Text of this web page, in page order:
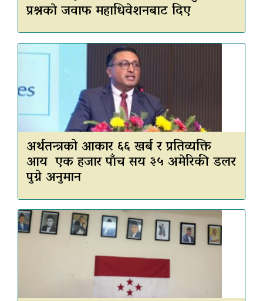
प्रश्नकाे जवाफ महाधिवेशनबाट दिए
अर्थतन्त्रको आकार ६६ खर्ब र प्रतिव्यक्ति
आय एक हजार पाँच सय ३५ अमेरिकी डलर
पुग्ने अनुमान